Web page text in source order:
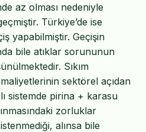
az olması nedeniyle
Türkiye’de ise
yapabilmiştir. Geçişin
bile atıklar sorununun
Sıkım
sektörel açıdan
sistemde pirina + karasu
zorluklar
alınsa bile